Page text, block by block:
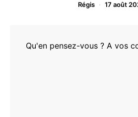
Régis 17 août
Qu'en pensez-vous ? A vos